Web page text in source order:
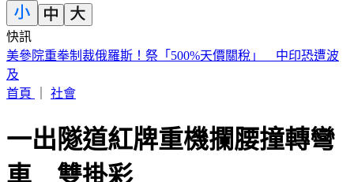
快訊
白海豚颱風路徑擺盪！暴風圈不排除「籠罩北北基桃」勾到台
灣了
首頁
社會
一出隧道紅牌重機攔腰撞轉彎
車 雙掛彩